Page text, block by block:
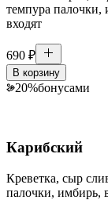
темпура палочки,
входят
690 ₽
В корзину
20%бонусами
Карибский
Креветка, сыр
палочки, имбирь,